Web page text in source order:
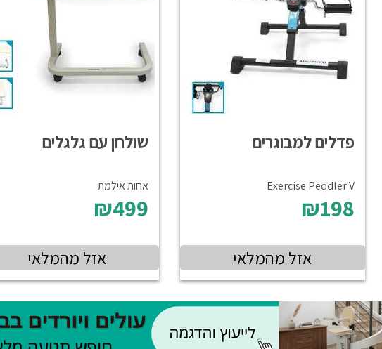
פדלים למבוגרים
Exercise Peddler V
₪198
אזל מהמלאי
שולחן עם גלגלים
אחות אילמת
₪499
אזל מהמלאי